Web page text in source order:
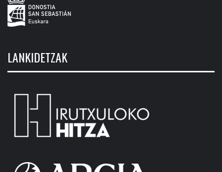
LANKIDETZAK